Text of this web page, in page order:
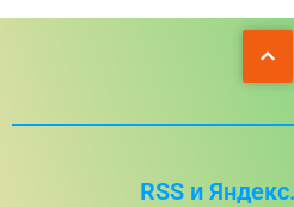
RSS и